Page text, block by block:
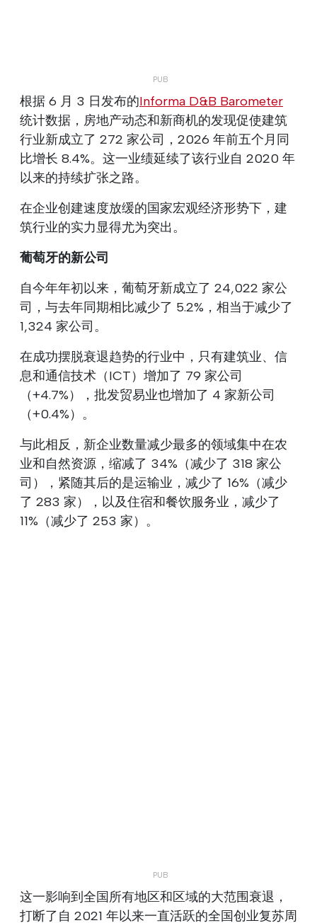
根据 6 月 3 日发布的Informa D&B Barometer
统计数据，房地产动态和新商机的发现促使建筑
行业新成立了 272 家公司，2026 年前五个月同
比增长 8.4%。这一业绩延续了该行业自 2020 年
以来的持续扩张之路。
在企业创建速度放缓的国家宏观经济形势下，建
筑行业的实力显得尤为突出。
葡萄牙的新公司
自今年年初以来，葡萄牙新成立了 24,022 家公
司，与去年同期相比减少了 5.2%，相当于减少了
1,324 家公司。
在成功摆脱衰退趋势的行业中，只有建筑业、信
息和通信技术（ICT）增加了 79 家公司
（+4.7%），批发贸易业也增加了 4 家新公司
（+0.4%）。
与此相反，新企业数量减少最多的领域集中在农
业和自然资源，缩减了 34%（减少了 318 家公
司），紧随其后的是运输业，减少了 16%（减少
了 283 家），以及住宿和餐饮服务业，减少了
11%（减少了 253 家）。
这一影响到全国所有地区和区域的大范围衰退，
打断了自 2021 年以来一直活跃的全国创业复苏周